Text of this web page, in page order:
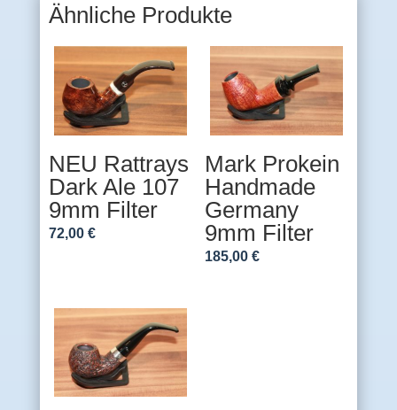
Ähnliche Produkte
NEU Rattrays
Dark Ale 107
9mm Filter
72,00 €
Mark Prokein
Handmade
Germany
9mm Filter
185,00 €